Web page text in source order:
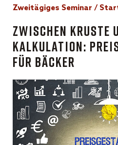
Zweitägiges Seminar /
Zwischen Kruste
Kalkulation:
für Bäcker